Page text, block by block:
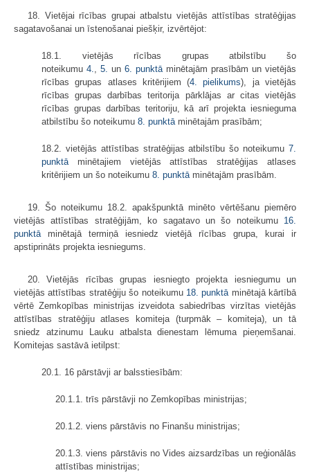
18. Vietējai rīcības grupai atbalstu vietējās attīstības stratēģijas
sagatavošanai un īstenošanai piešķir, izvērtējot:
18.1. vietējās rīcības grupas atbilstību šo
noteikumu 4., 5. un 6. punktāminētajām prasībām un vietējās
rīcības grupas atlases kritērijiem (4. pielikums), ja vietējās
rīcības grupas darbības teritorija pārklājas ar citas vietējās
rīcības grupas darbības teritoriju, kā arī projekta iesnieguma
atbilstību šo noteikumu 8. punktāminētajām prasībām;
18.2. vietējās attīstības stratēģijas atbilstību šo noteikumu 7.
punktāminētajiem vietējās attīstības stratēģijas atlases
kritērijiem un šo noteikumu 8. punktāminētajām prasībām.
19. Šo noteikumu 18.2. apakšpunktā minēto vērtēšanu piemēro
vietējās attīstības stratēģijām, ko sagatavo un šo noteikumu 16.
punktāminētajā termiņā iesniedz vietējā rīcības grupa, kurai ir
apstiprināts projekta iesniegums.
20. Vietējās rīcības grupas iesniegto projekta iesniegumu un
vietējās attīstības stratēģiju šo noteikumu 18. punktāminētajā kārtībā
vērtē Zemkopības ministrijas izveidota sabiedrības virzītas vietējās
attīstības stratēģiju atlases komiteja (turpmāk – komiteja), un tā
sniedz atzinumu Lauku atbalsta dienestam lēmuma pieņemšanai.
Komitejas sastāvā ietilpst:
20.1. 16 pārstāvji ar balsstiesībām:
20.1.1. trīs pārstāvji no Zemkopības ministrijas;
20.1.2. viens pārstāvis no Finanšu ministrijas;
20.1.3. viens pārstāvis no Vides aizsardzības un reģionālās
attīstības ministrijas;